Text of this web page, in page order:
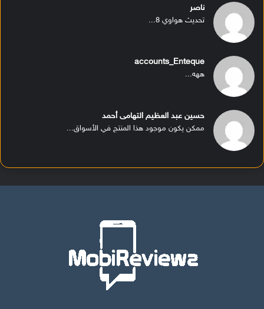
ناصر
تحديث هواوي 8...
accounts_Enteque
ههه...
حسين عبد العظيم التهامى أحمد
ممكن يكون موجود هذا المنتج في الأسواق...